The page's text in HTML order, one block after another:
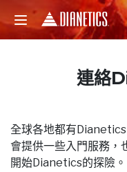
連絡
全球各地都有
會提供一些入門服務，
開始Dianetics的探險。